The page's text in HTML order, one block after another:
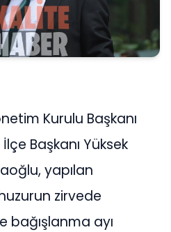
Kurulu Başkanı
Başkanı Yüksek
yapılan
zirvede
bağışlanma ayı